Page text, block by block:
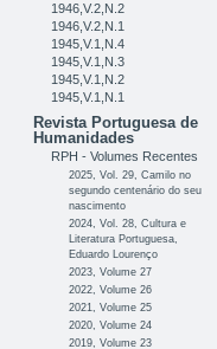
1946,V.2,N.2
1946,V.2,N.1
1945,V.1,N.4
1945,V.1,N.3
1945,V.1,N.2
1945,V.1,N.1
Revista Portuguesa de
Humanidades
RPH - Volumes Recentes
2025, Vol. 29, Camilo no
segundo centenário do seu
nascimento
2024, Vol. 28, Cultura e
Literatura Portuguesa,
Eduardo Lourenço
2023, Volume 27
2022, Volume 26
2021, Volume 25
2020, Volume 24
2019, Volume 23